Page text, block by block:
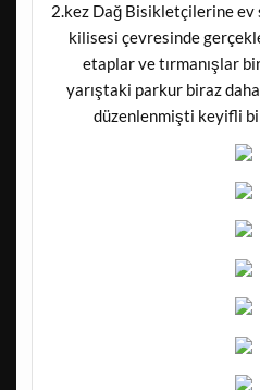
2.kez Dağ Bisikletçilerine ev
kilisesi çevresinde
etaplar ve tırmanışlar
yarıştaki parkur biraz
düzenlenmişti keyifli